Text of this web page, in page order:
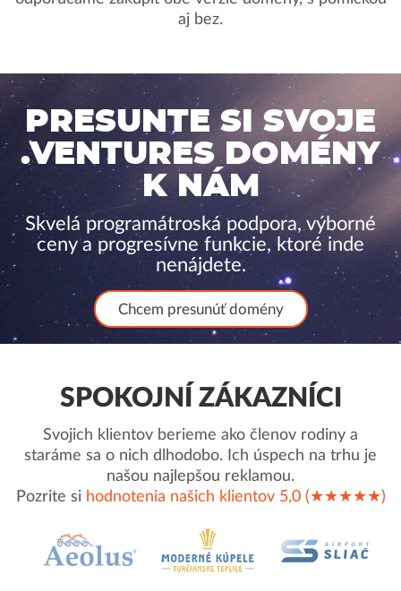
aj bez.
PRESUNTE SI SVOJE
.VENTURES DOMÉNY
K NÁM
Skvelá programátroská podpora, výborné
ceny a progresívne funkcie, ktoré inde
nenájdete.
Chcem presunúť domény
SPOKOJNÍ ZÁKAZNÍCI
Svojich klientov berieme ako členov rodiny a
staráme sa o nich dlhodobo. Ich úspech na trhu je
našou najlepšou reklamou.
Pozrite si hodnotenia našich klientov 5,0 (★★★★★)